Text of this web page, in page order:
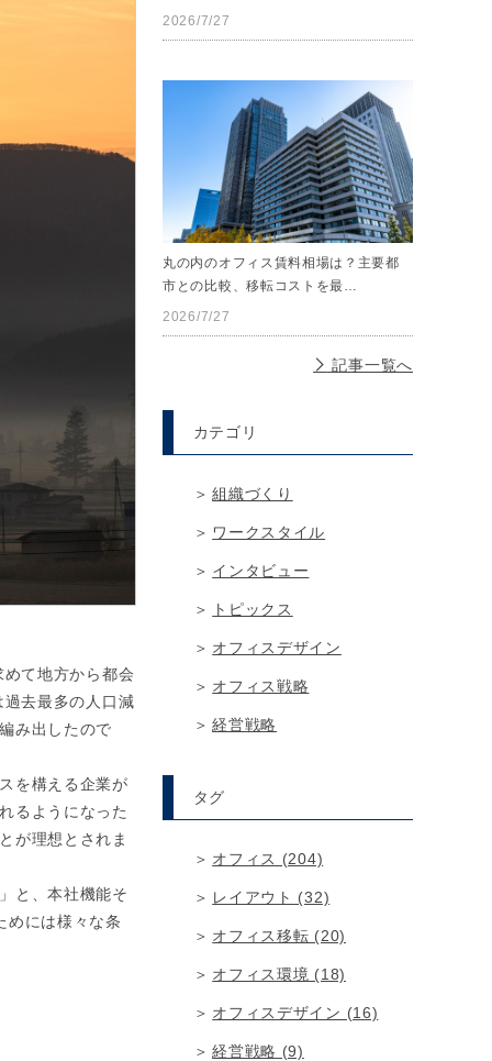
て地方から都会
去最多の人口減
み出したので
を構える企業が
るようになった
が理想とされま
と、本社機能そ
めには様々な条
2026/7/27
丸の内のオフィス賃料相場は？主要都
市との比較、移転コストを最…
2026/7/27
記事一覧へ
カテゴリ
組織づくり
ワークスタイル
インタビュー
トピックス
オフィスデザイン
オフィス戦略
経営戦略
タグ
オフィス (204)
レイアウト (32)
オフィス移転 (20)
オフィス環境 (18)
オフィスデザイン (16)
経営戦略 (9)